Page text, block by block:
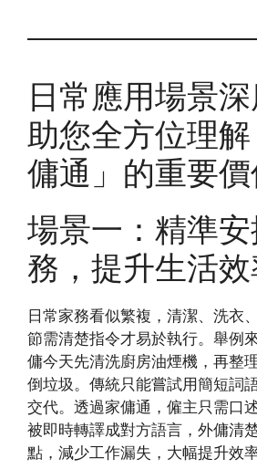
日常應用場景深
助您全方位理
傭通」的重要價
場景一：精準
務，提升生活
日常家務看似繁複，清潔、洗衣
節需清楚指令才易於執行。舉例
傭今天先清洗廚房油煙機，再整
倒垃圾。傳統只能嘗試用簡短詞
交代。透過家傭通，僱主只需口
被即時轉譯成對方語言，外傭清
點，減少工作漏失，大幅提升效率